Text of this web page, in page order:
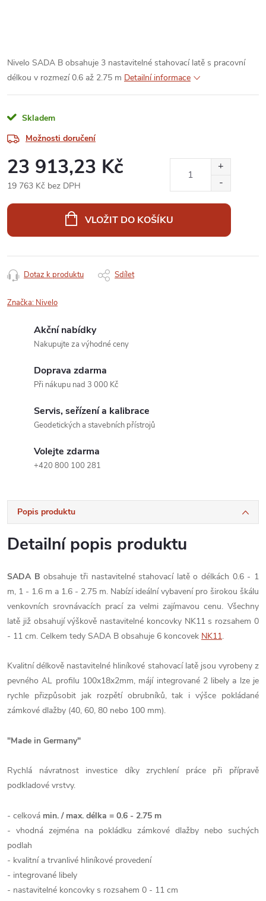
Nivelo SADA B obsahuje 3 nastavitelné stahovací latě s pracovní
délkou v rozmezí 0.6 až 2.75 m Detailní informace
Skladem
Možnosti doručení
23 913,23 Kč
19 763 Kč bez DPH
VLOŽIT DO KOŠÍKU
Dotaz k produktu Sdílet
Značka: Nivelo
Akční nabídky
Nakupujte za výhodné ceny
Doprava zdarma
Při nákupu nad 3 000 Kč
Servis, seřízení a kalibrace
Geodetických a stavebních přístrojů
Volejte zdarma
+420 800 100 281
Popis produktu
Detailní popis produktu
SADA Bobsahuje tři nastavitelné stahovací latě o délkách 0.6 - 1
m, 1 - 1.6 m a 1.6 - 2.75 m. Nabízí ideální vybavení pro širokou škálu
venkovních srovnávacích prací za velmi zajímavou cenu. Všechny
latě již obsahují výškově nastavitelné koncovky NK11 s rozsahem 0
- 11 cm. Celkem tedy SADA B obsahuje 6 koncovek NK11.
Kvalitní délkově nastavitelné hliníkové stahovací latě jsou vyrobeny z
pevného AL profilu 100x18x2mm, májí integrované 2 libely a lze je
rychle přizpůsobit jak rozpětí obrubníků, tak i výšce pokládané
zámkové dlažby (40, 60, 80 nebo 100 mm).
"Made in Germany"
Rychlá návratnost investice díky zrychlení práce při přípravě
podkladové vrstvy.
- celková min. / max. délka = 0.6 - 2.75 m
- vhodná zejména na pokládku zámkové dlažby nebo suchých
podlah
- kvalitní a trvanlivé hliníkové provedení
- integrované libely
- nastavitelné koncovky s rozsahem 0 - 11 cm